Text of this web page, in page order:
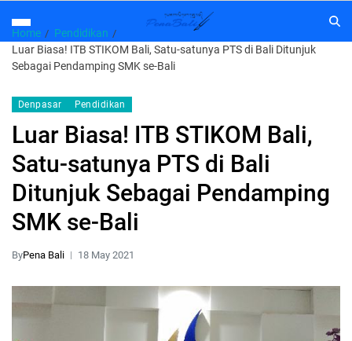
Home
Pendidikan
Luar Biasa! ITB STIKOM Bali, Satu-satunya PTS di Bali Ditunjuk
Sebagai Pendamping SMK se-Bali
Denpasar Pendidikan
Luar Biasa! ITB STIKOM Bali,
Satu-satunya PTS di Bali
Ditunjuk Sebagai Pendamping
SMK se-Bali
ByPena Bali 18 May 2021